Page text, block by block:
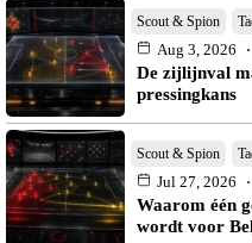
Scout & Spion
Aug 3, 2026
De zijlijnval
pressingkans
Scout & Spion
Jul 27, 2026
Waarom één
wordt voor